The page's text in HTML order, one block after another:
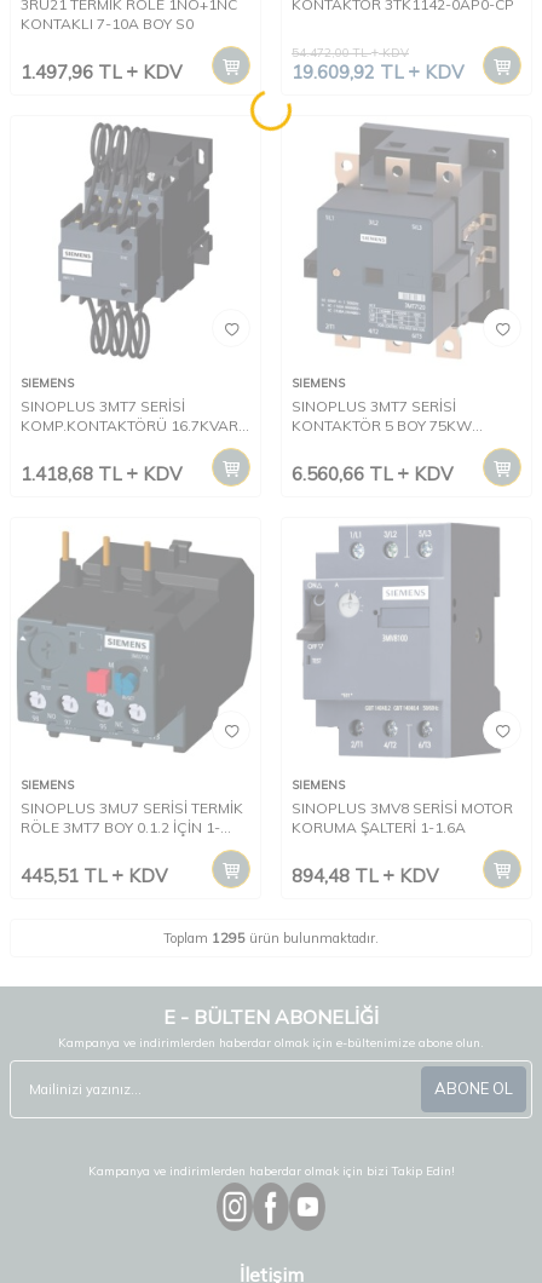
3RU21 TERMİK RÖLE 1NO+1NC
KONTAKLI 7-10A BOY S0
1.497,96 TL KDV
KONTAKTÖR 3TK1142-0AP0-CP
54.472,00TL KDV
19.609,92 TL KDV
SIEMENS
SINOPLUS 3MT7 SERİSİ
KOMP.KONTAKTÖRÜ 16.7KVAR
(AC400-415V) 1NA+1NK 220V
50/60HZ
1.418,68 TL KDV
SIEMENS
SINOPLUS 3MT7 SERİSİ
KONTAKTÖR 5 BOY 75KW
6.560,66 TL KDV
SIEMENS
SINOPLUS 3MU7 SERİSİ TERMİK
RÖLE 3MT7 BOY 0.1.2 İÇİN 1-
445,51 TL KDV
SIEMENS
SINOPLUS 3MV8 SERİSİ MOTOR
KORUMA ŞALTERİ 1-1.6A
894,48 TL KDV
Toplam 1295 ürün bulunmaktadır.
E - BÜLTEN ABONELİĞİ
Kampanya ve indirimlerden haberdar olmak için e-bültenimize abone olun.
ABONE OL
Kampanya ve indirimlerden haberdar olmak için bizi Takip Edin!
İletişim